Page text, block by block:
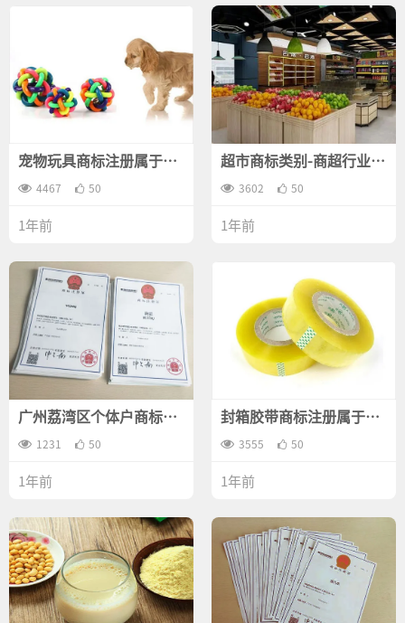
宠物玩具商标注册属于哪
一类？
4467 50
1年前
超市商标类别-商超行业商
标注册什么商标类别？
3602 50
1年前
广州荔湾区个体户商标注
册条件讲解？
1231 50
1年前
封箱胶带商标注册属于哪
一类？
3555 50
1年前